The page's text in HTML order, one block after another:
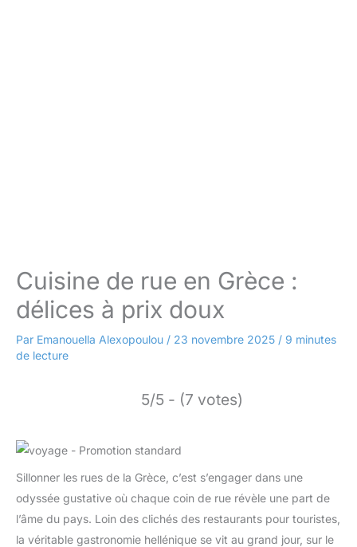
Cuisine de rue en Grèce :
délices à prix doux
Par Emanouella Alexopoulou / 23 novembre 2025 / 9 minutes
de lecture
5/5 - (7 votes)
Sillonner les rues de la Grèce, c’est s’engager dans une
odyssée gustative où chaque coin de rue révèle une part de
l’âme du pays. Loin des clichés des restaurants pour touristes,
la véritable gastronomie hellénique se vit au grand jour, sur le